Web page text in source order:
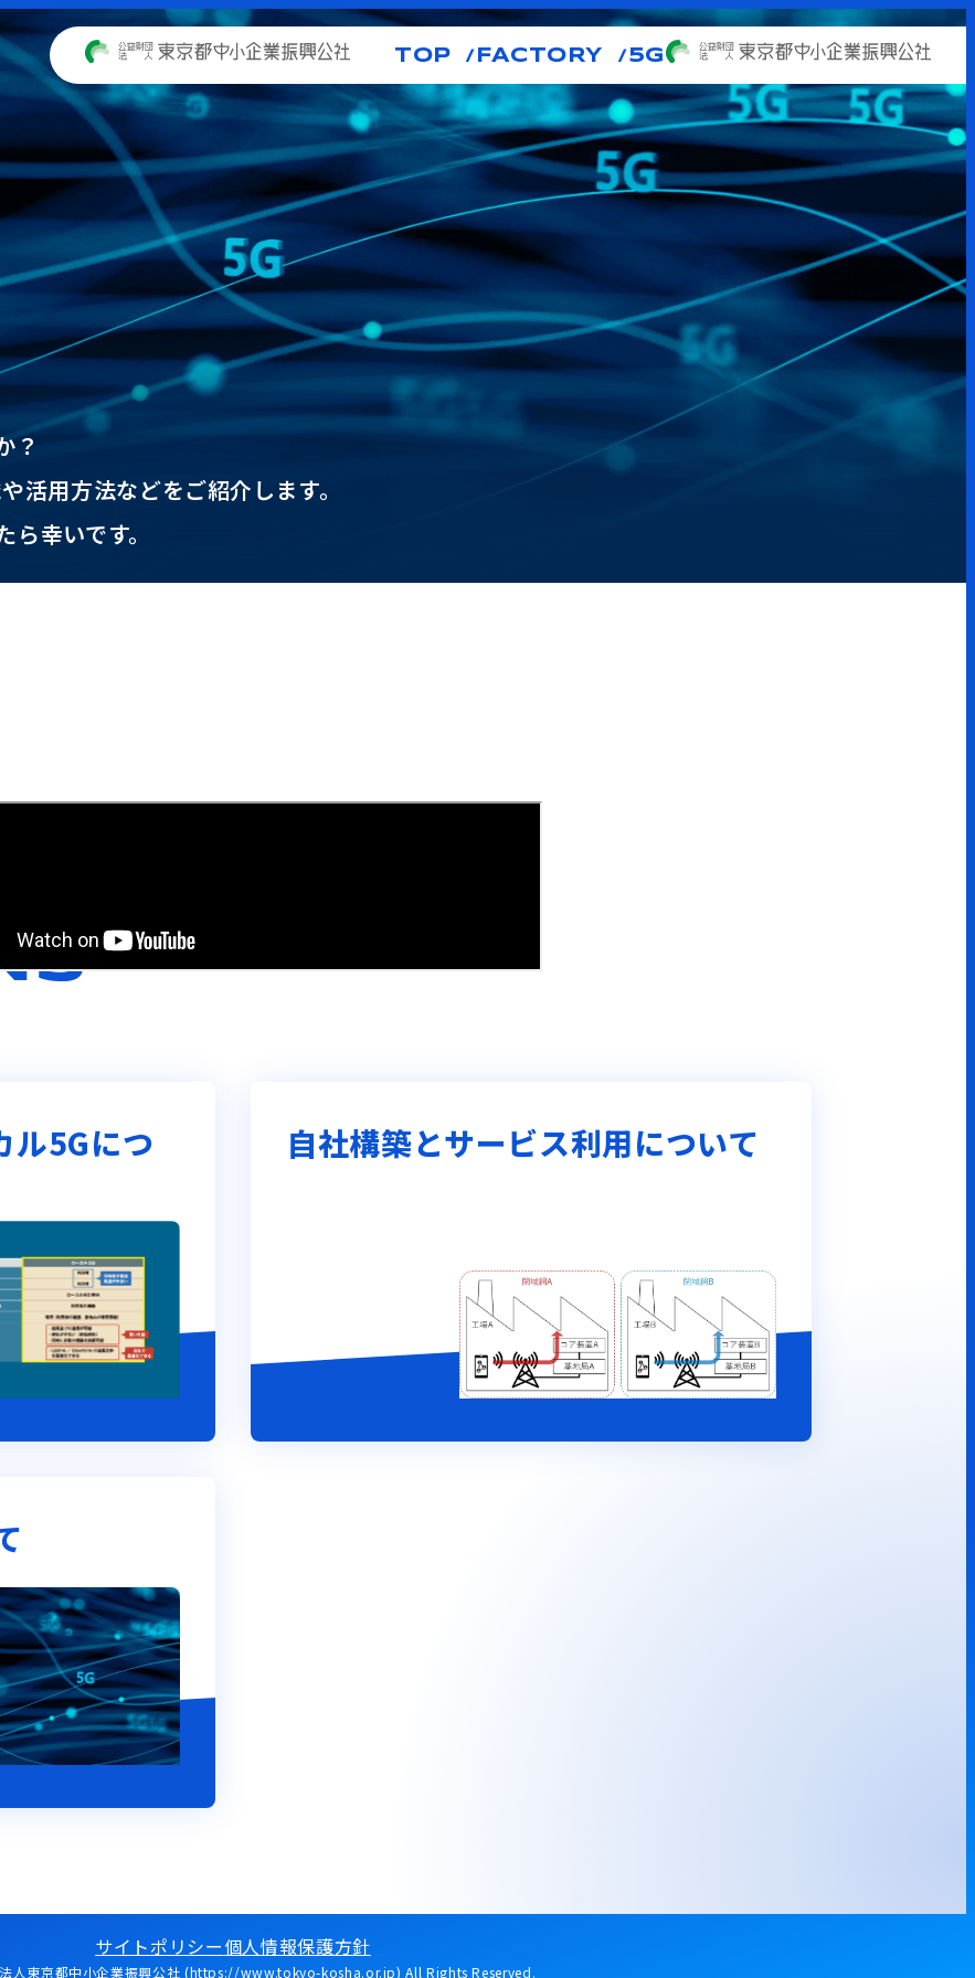
TOP FACTORY 5G
？
活用方法などをご紹介します。
幸いです。
ル5Gにつ
自社構築とサービス利用について
サイトポリシー個人情報保護方針
人東京都中小企業振興公社 (https://www.tokyo-kosha.or.jp) All Rights Reserved.